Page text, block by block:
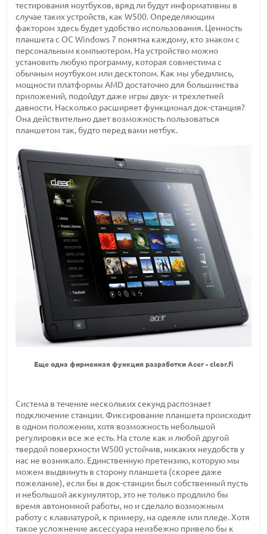
тестирования ноутбуков, вряд ли будут информативны в
случае таких устройств, как W500. Определяющим
фактором здесь будет удобство использования. Ценность
планшета с ОС Windows 7 понятна каждому, кто знаком с
персональным компьютером. На устройство можно
установить любую программу, которая совместима с
обычным ноутбуком или десктопом. Как мы убедились,
мощности платформы AMD достаточно для большинства
приложений, подойдут даже игры двух- и трехлетней
давности. Насколько расширяет функционал док-станция?
Она действительно дает возможность пользоваться
планшетом так, будто перед вами нетбук.
Еще одна фирменная функция разработки Acer - clear.fi
Система в течение нескольких секунд распознает
подключение станции. Фиксирование планшета происходит
в одном положении, хотя возможность небольшой
регулировки все же есть. На столе как и любой другой
твердой поверхности W500 устойчив, никаких неудобств у
нас не возникало. Единственную претензию, которую мы
можем выдвинуть в сторону планшета (скорее даже
пожелание), если бы в док-станции был собственный пусть
и небольшой аккумулятор, это не только продлило бы
время автономной работы, но и сделало возможным
работу с клавиатурой, к примеру, на одеяле или пледе. Хотя
такое усложнение аксессуара неизбежно привело бы к